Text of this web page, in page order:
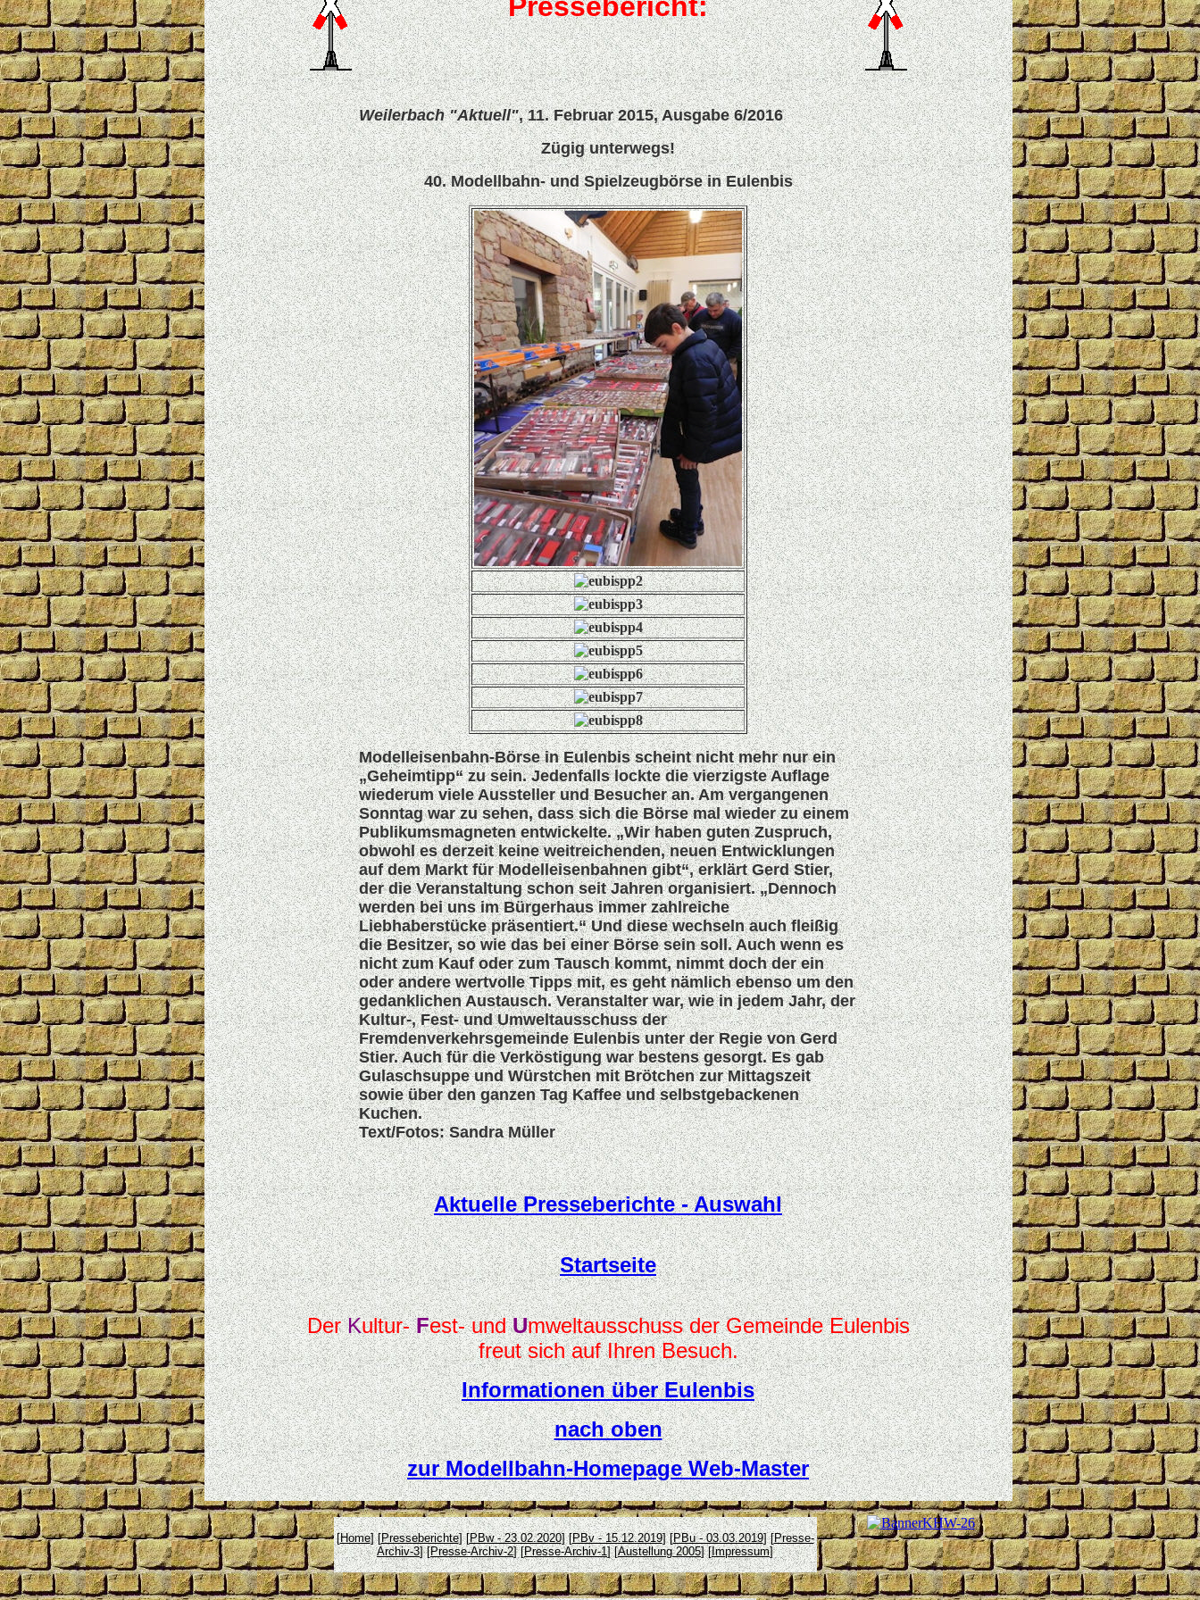
Weilerbach "Aktuell", 11. Februar 2015, Ausgabe 6/2016
Zügig unterwegs!
40. Modellbahn- und Spielzeugbörse in Eulenbis
Modelleisenbahn-Börse in Eulenbis scheint nicht mehr nur ein
„Geheimtipp“ zu sein. Jedenfalls lockte die vierzigste Auflage
wiederum viele Aussteller und Besucher an. Am vergangenen
Sonntag war zu sehen, dass sich die Börse mal wieder zu einem
Publikumsmagneten entwickelte. „Wir haben guten Zuspruch,
obwohl es derzeit keine weitreichenden, neuen Entwicklungen
auf dem Markt für Modelleisenbahnen gibt“, erklärt Gerd Stier,
der die Veranstaltung schon seit Jahren organisiert. „Dennoch
werden bei uns im Bürgerhaus immer zahlreiche
Liebhaberstücke präsentiert.“ Und diese wechseln auch fleißig
die Besitzer, so wie das bei einer Börse sein soll. Auch wenn es
nicht zum Kauf oder zum Tausch kommt, nimmt doch der ein
oder andere wertvolle Tipps mit, es geht nämlich ebenso um den
gedanklichen Austausch. Veranstalter war, wie in jedem Jahr, der
Kultur-, Fest- und Umweltausschuss der
Fremdenverkehrsgemeinde Eulenbis unter der Regie von Gerd
Stier. Auch für die Verköstigung war bestens gesorgt. Es gab
Gulaschsuppe und Würstchen mit Brötchen zur Mittagszeit
sowie über den ganzen Tag Kaffee und selbstgebackenen
Kuchen.
Text/Fotos: Sandra Müller
Aktuelle Presseberichte - Auswahl
Startseite
DerKultur-Fest- undUmweltausschuss der Gemeinde Eulenbis
freut sich auf Ihren Besuch.
Informationen über Eulenbis
nach oben
zur Modellbahn-Homepage Web-Master
[Home] [Presseberichte] [PBw - 23.02.2020] [PBv - 15.12.2019] [PBu - 03.03.2019] [Presse-
Archiv-3] [Presse-Archiv-2] [Presse-Archiv-1] [Austellung 2005] [Impressum]